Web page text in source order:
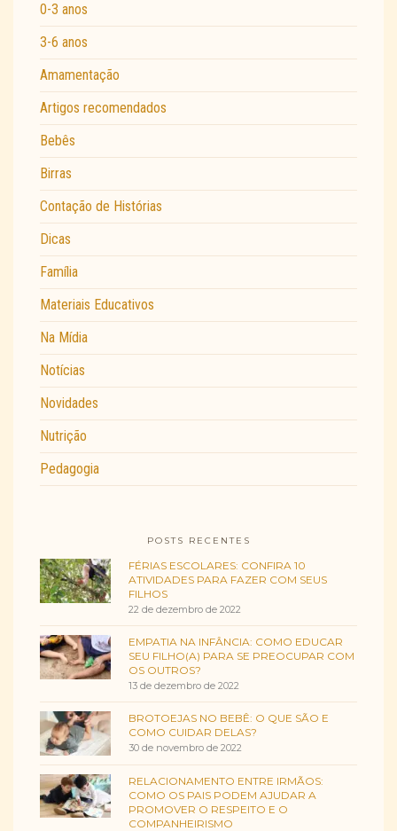
0-3 anos
3-6 anos
Amamentação
Artigos recomendados
Bebês
Birras
Contação de Histórias
Dicas
Família
Materiais Educativos
Na Mídia
Notícias
Novidades
Nutrição
Pedagogia
POSTS RECENTES
FÉRIAS ESCOLARES: CONFIRA 10
ATIVIDADES PARA FAZER COM SEUS
FILHOS
22 de dezembro de 2022
EMPATIA NA INFÂNCIA: COMO EDUCAR
SEU FILHO(A) PARA SE PREOCUPAR COM
OS OUTROS?
13 de dezembro de 2022
BROTOEJAS NO BEBÊ: O QUE SÃO E
COMO CUIDAR DELAS?
30 de novembro de 2022
RELACIONAMENTO ENTRE IRMÃOS:
COMO OS PAIS PODEM AJUDAR A
PROMOVER O RESPEITO E O
COMPANHEIRISMO